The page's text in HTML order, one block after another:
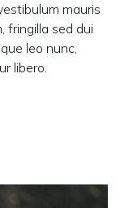
mauris
fringilla sed dui
leo nunc,
libero.